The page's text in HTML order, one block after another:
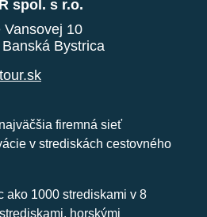
spol. s r.o.
Vansovej 10
Bystrica
firemná sieť
v strediskách cestovného
ako 1000 strediskami v 8
horskými